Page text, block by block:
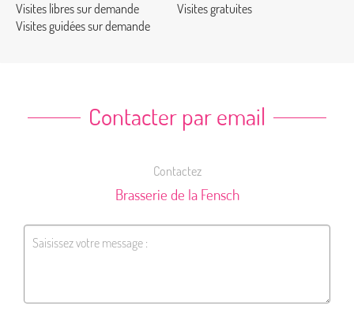
Visites libres sur demande
Visites guidées sur demande
Visites gratuites
Contacter par email
Contactez
Brasserie de la Fensch